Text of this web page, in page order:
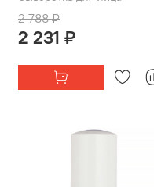
2 788 ₽
2 231 ₽